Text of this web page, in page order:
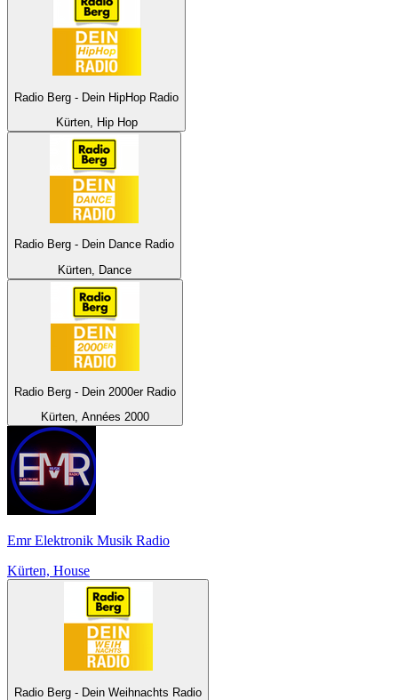
Radio Berg - Dein HipHop Radio
Kürten, Hip Hop
Radio Berg - Dein Dance Radio
Kürten, Dance
Radio Berg - Dein 2000er Radio
Kürten, Années 2000
Emr Elektronik Musik Radio
Kürten, House
Radio Berg - Dein Weihnachts Radio